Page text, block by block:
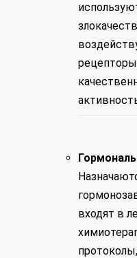
входят в